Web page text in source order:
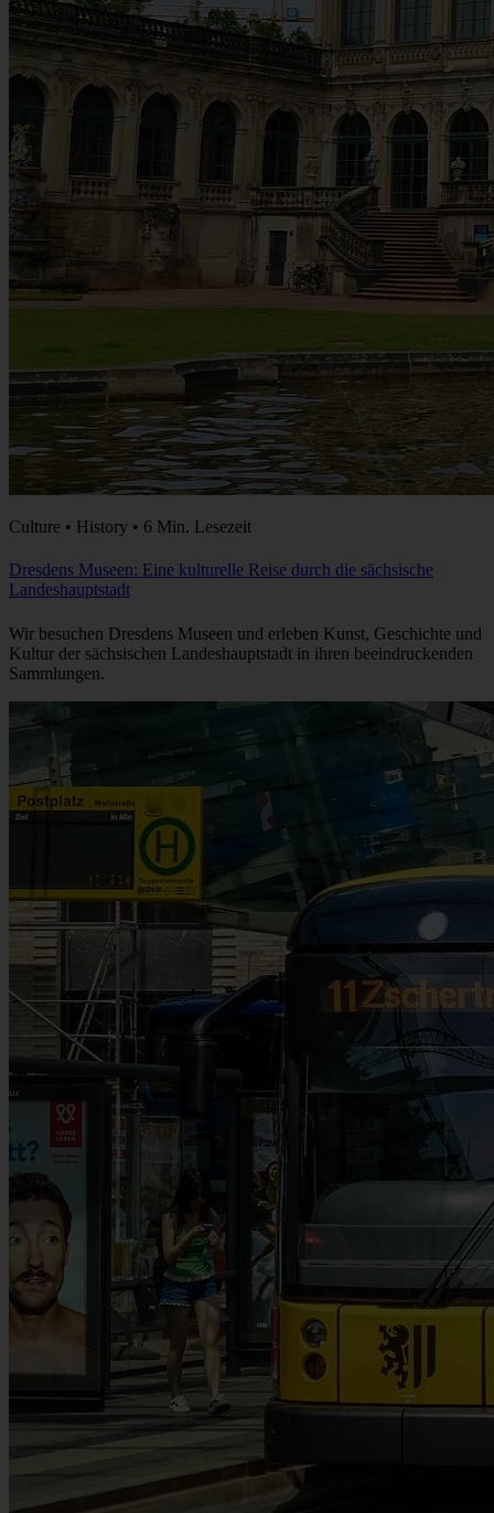
Culture • History • 6 Min. Lesezeit
Dresdens Museen: Eine kulturelle Reise durch die sächsische
Landeshauptstadt
Wir besuchen Dresdens Museen und erleben Kunst, Geschichte und
Kultur der sächsischen Landeshauptstadt in ihren beeindruckenden
Sammlungen.